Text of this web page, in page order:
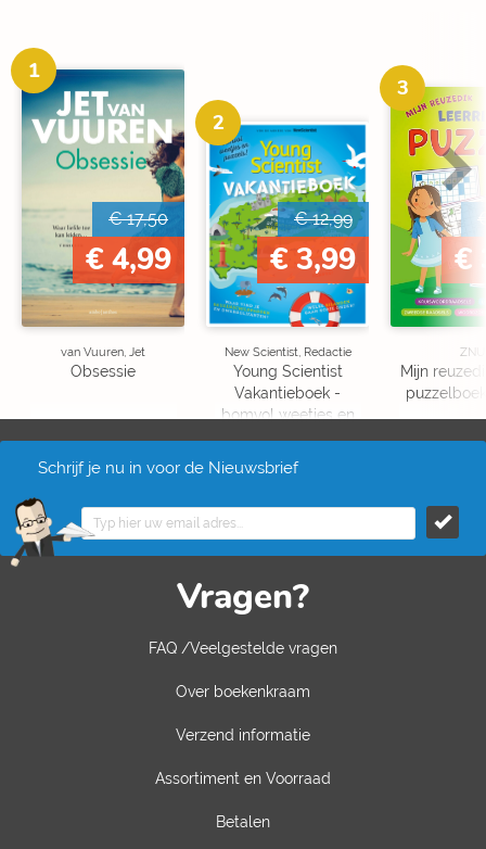
1
€ 17,50
€ 4,99
van Vuuren, Jet
Obsessie
2
€ 12,99
€ 3,99
New Scientist, Redactie
Young Scientist
Vakantieboek -
bomvol weetjes en
3
€
ZNU
Mijn
Schrijf je nu in voor de Nieuwsbrief
Vragen?
FAQ /Veelgestelde vragen
Over boekenkraam
Verzend informatie
Assortiment en Voorraad
Betalen